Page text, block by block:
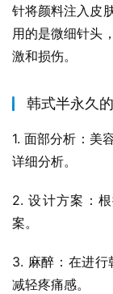
针将颜料注入皮
用的是微细针头
激和损伤。
韩式半永久
1. 面部分析：美
详细分析。
2. 设计方案：
案。
3. 麻醉：在进行
减轻疼痛感。